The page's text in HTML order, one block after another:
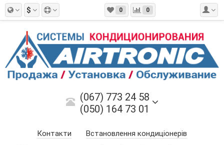
$ 0 0
(067) 773 24 58
(050) 164 73 01
Контакти
Встановлення кондиціонерів